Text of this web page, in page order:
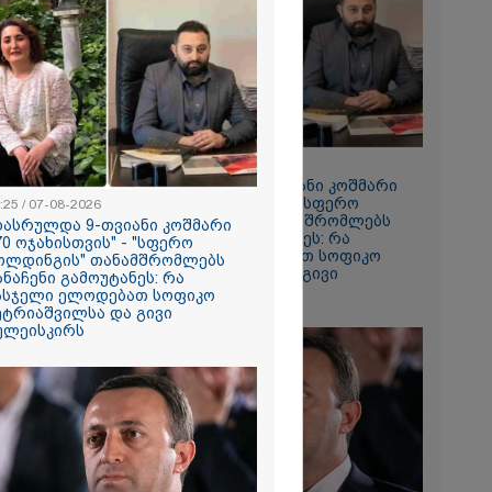
აფხაზეთში
რიგები
საწვავის
აქვეყნებს
კვლევის
პირდაპირ
ლაივის
ის
-
მომხდარზე
09:25 / 07-08-2026
"დასრულდა 9-თვიანი კოშმარი
570 ოჯახისთვის" - "სფერო
ჰოლდინგის" თანამშრომლებს
განაჩენი გამოუტანეს: რა
სასჯელი ელოდებათ სოფიკო
პეტრიაშვილსა და გივი
წულეისკირს
/ 07-08-2026
9-თვიანი კოშმარი
ოჯახისთვის" - "სფერო
თანამშრომლებს
გამოუტანეს: რა
ელოდებათ სოფიკო
და გივი